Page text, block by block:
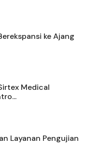
ke Ajang
Medical
Layanan Pengujian